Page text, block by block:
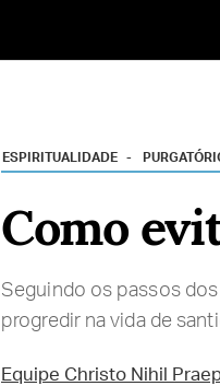
ESPIRITUALIDADE
Como
Seguindo os passos
progredir na vida de
Equipe Christo Nihil